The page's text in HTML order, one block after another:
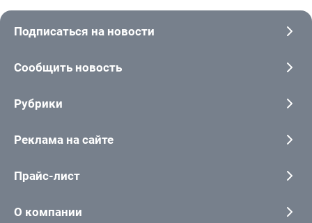
Подписаться на новости
Сообщить новость
Рубрики
Реклама на сайте
Прайс-лист
О компании